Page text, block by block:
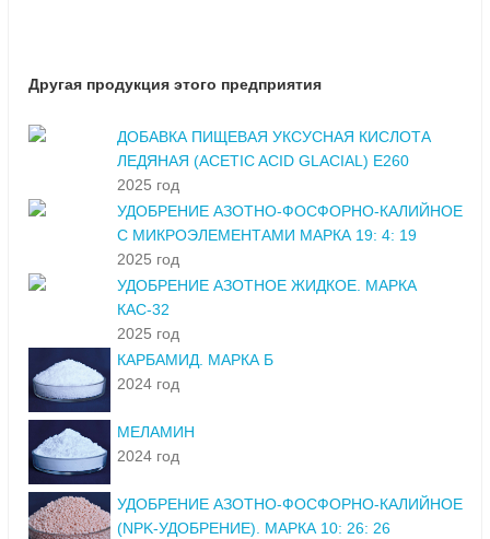
Другая продукция этого предприятия
ДОБАВКА ПИЩЕВАЯ УКСУСНАЯ КИСЛОТА
ЛЕДЯНАЯ (ACETIC ACID GLACIAL) E260
2025 год
УДОБРЕНИЕ АЗОТНО-ФОСФОРНО-КАЛИЙНОЕ
С МИКРОЭЛЕМЕНТАМИ МАРКА 19: 4: 19
2025 год
УДОБРЕНИЕ АЗОТНОЕ ЖИДКОЕ. МАРКА
КАС-32
2025 год
КАРБАМИД. МАРКА Б
2024 год
МЕЛАМИН
2024 год
УДОБРЕНИЕ АЗОТНО-ФОСФОРНО-КАЛИЙНОЕ
(NPK-УДОБРЕНИЕ). МАРКА 10: 26: 26